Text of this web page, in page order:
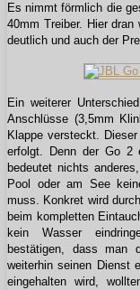
Es nimmt förmlich die
40mm Treiber. Hier
deutlich und auch der
Ein weiterer
Anschlüsse (3,5mm
Klappe versteckt.
erfolgt. Denn der Go 2
bedeutet nichts
Pool oder am See
muss. Konkret wird
beim kompletten
kein Wasser
bestätigen, dass man
weiterhin seinen Dienst
eingehalten wird,